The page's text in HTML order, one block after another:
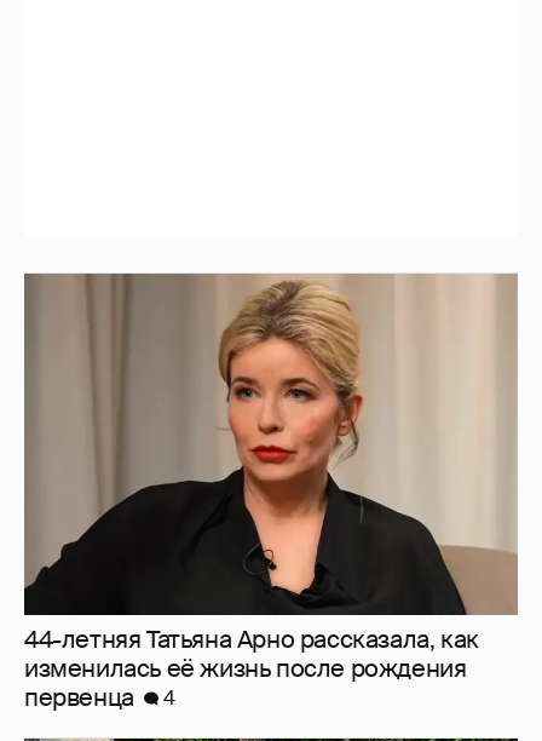
44-летняя Татьяна Арно рассказала, как
изменилась её жизнь после рождения